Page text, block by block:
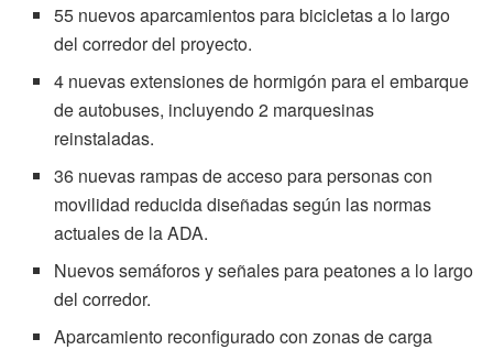
55 nuevos aparcamientos para bicicletas a lo largo
del corredor del proyecto.
4 nuevas extensiones de hormigón para el embarque
de autobuses, incluyendo 2 marquesinas
reinstaladas.
36 nuevas rampas de acceso para personas con
movilidad reducida diseñadas según las normas
actuales de la ADA.
Nuevos semáforos y señales para peatones a lo largo
del corredor.
Aparcamiento reconfigurado con zonas de carga